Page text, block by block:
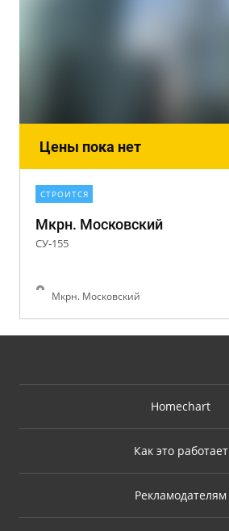
Цены пока нет
СТРОИТСЯ
Мкрн. Московский
СУ-155
Мкрн. Московский
Homechart
Как это работает
Рекламодателям